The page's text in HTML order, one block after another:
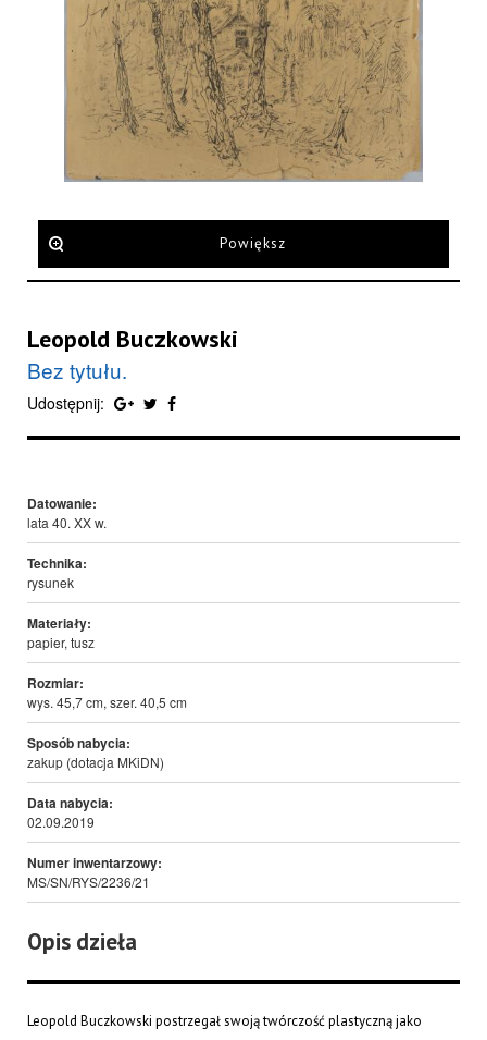
Powiększ
Leopold Buczkowski
Bez tytułu.
Udostępnij:
Datowanie:
lata 40. XX w.
Technika:
rysunek
Materiały:
papier, tusz
Rozmiar:
wys. 45,7 cm, szer. 40,5 cm
Sposób nabycia:
zakup (dotacja MKiDN)
Data nabycia:
02.09.2019
Numer inwentarzowy:
MS/SN/RYS/2236/21
Opis dzieła
Leopold Buczkowski postrzegał swoją twórczość plastyczną jako